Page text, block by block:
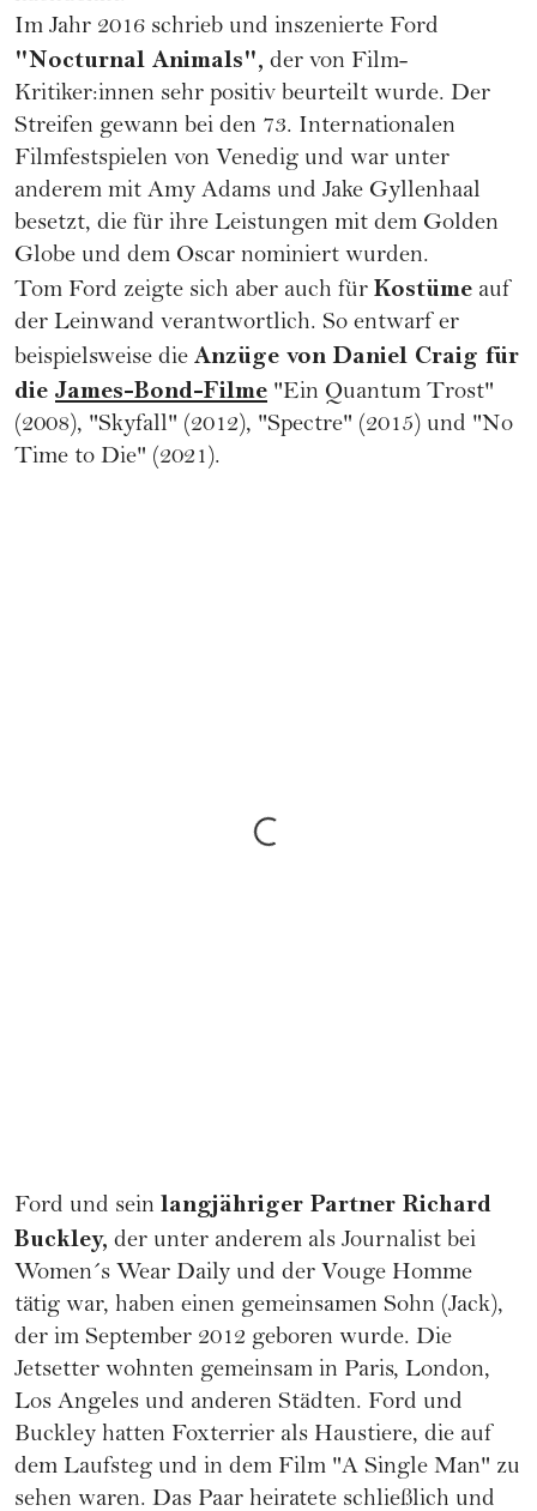
Im Jahr 2016 schrieb und inszenierte Ford
"Nocturnal Animals", der von Film-
Kritiker:innen sehr positiv beurteilt wurde. Der
Streifen gewann bei den 73. Internationalen
Filmfestspielen von Venedig und war unter
anderem mit Amy Adams und Jake Gyllenhaal
besetzt, die für ihre Leistungen mit dem Golden
Globe und dem Oscar nominiert wurden.
Tom Ford zeigte sich aber auch für Kostüme auf
der Leinwand verantwortlich. So entwarf er
beispielsweise die Anzüge von Daniel Craig für
die James-Bond-Filme "Ein Quantum Trost"
(2008), "Skyfall" (2012), "Spectre" (2015) und "No
Time to Die" (2021).
Ford und sein langjähriger Partner Richard
Buckley, der unter anderem als Journalist bei
Women´s Wear Daily und der Vouge Homme
tätig war, haben einen gemeinsamen Sohn (Jack),
der im September 2012 geboren wurde. Die
Jetsetter wohnten gemeinsam in Paris, London,
Los Angeles und anderen Städten. Ford und
Buckley hatten Foxterrier als Haustiere, die auf
dem Laufsteg und in dem Film "A Single Man" zu
sehen waren. Das Paar heiratete schließlich und